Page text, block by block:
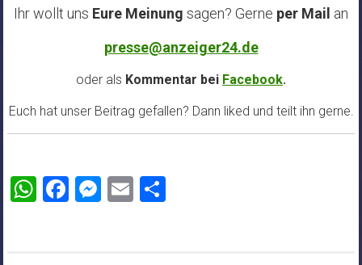
Ihr wollt uns Eure Meinung sagen? Gerne per Mail an
presse@anzeiger24.de
oder als Kommentar bei Facebook.
Euch hat unser Beitrag gefallen? Dann liked und teilt ihn gerne.
WhatsApp
Facebook
Messenger
EmailTeilen